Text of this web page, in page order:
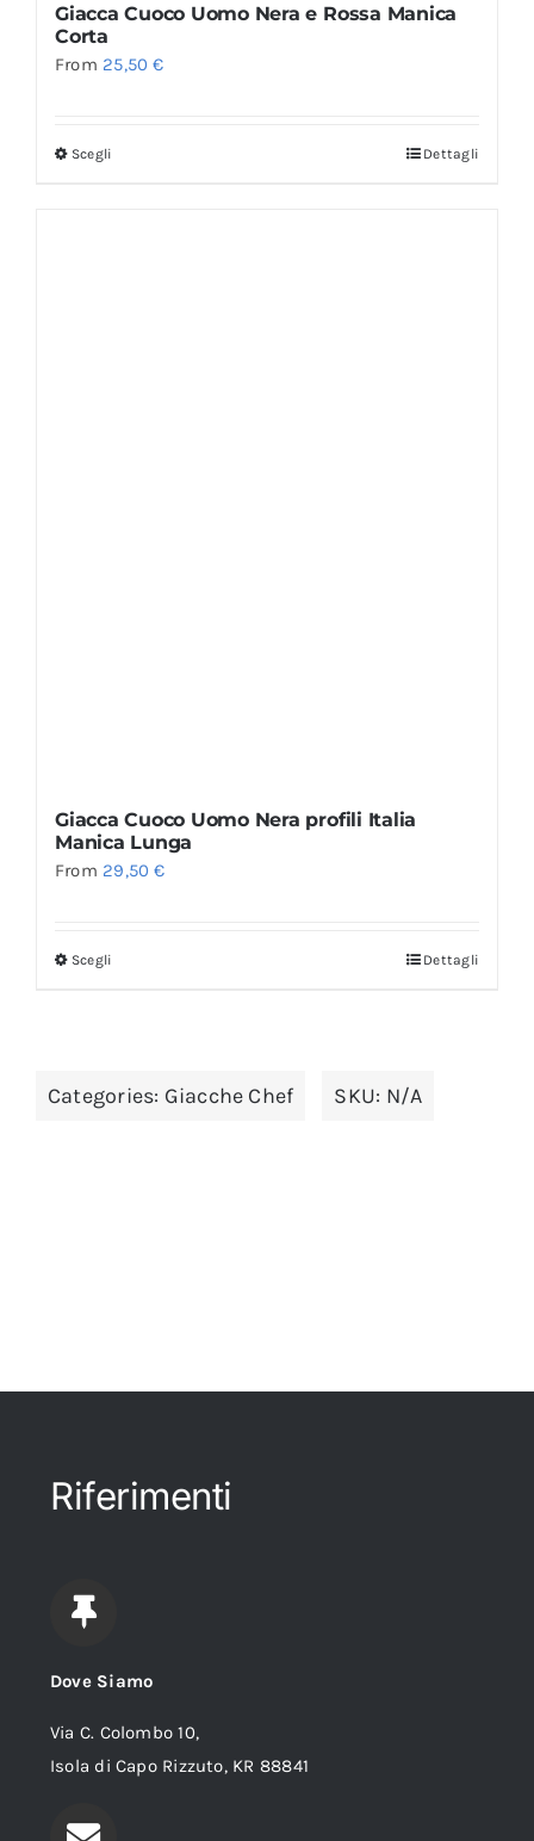
Giacca Cuoco Uomo Nera e Rossa Manica
Corta
From 25,50€
Scegli Dettagli
Giacca Cuoco Uomo Nera profili Italia
Manica Lunga
From 29,50€
Scegli Dettagli
Categories: Giacche Chef SKU: N/A
Riferimenti
Dove Siamo
Via C. Colombo 10,
Isola di Capo Rizzuto, KR 88841